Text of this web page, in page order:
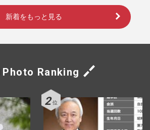
新着をもっと見る
Photo Ranking